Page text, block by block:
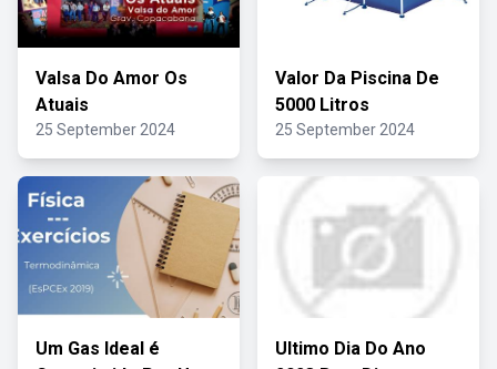
Valsa Do Amor Os
Atuais
25 September 2024
Valor Da Piscina De
5000 Litros
25 September 2024
Um Gas Ideal é
Ultimo Dia Do Ano